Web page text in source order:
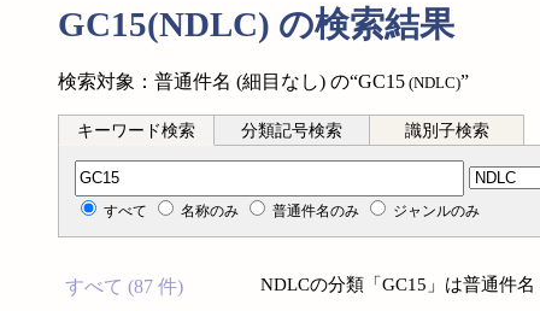
GC15(NDLC) の検索結果
検索対象：普通件名 (細目なし) の“GC15 (NDLC)”
キーワード検索 分類記号検索 識別子検索
分類記号検索
すべて 名称のみ 普通件名のみ ジャンルのみ
すべて (87 件)
NDLCの分類「GC15」は普通件